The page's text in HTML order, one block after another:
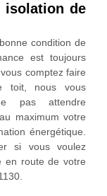
isolation de
condition de
est toujours
comptez faire
toit, nous vous
pas attendre
maximum votre
énergétique.
si vous voulez
en route de votre